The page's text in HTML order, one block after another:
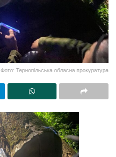
Фото: Тернопільська обласна прокуратура